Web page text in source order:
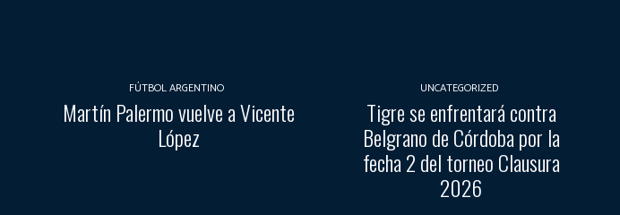
FÚTBOL ARGENTINO
Martín Palermo vuelve a Vicente
López
UNCATEGORIZED
Tigre se enfrentará contra
Belgrano de Córdoba por la
fecha 2 del torneo Clausura
2026